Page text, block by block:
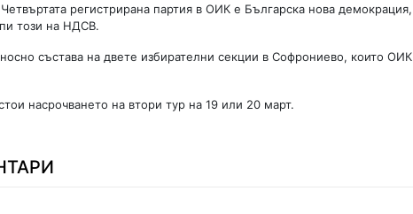
регистрирана партия в ОИК е Българска нова демокрация,
този на НДСВ.
състава на двете избирателни секции в Софрониево, които ОИК
насрочването на втори тур на 19 или 20 март.